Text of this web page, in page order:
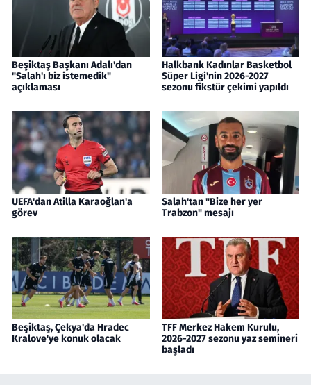
Beşiktaş Başkanı Adalı'dan
"Salah'ı biz istemedik"
açıklaması
Halkbank Kadınlar Basketbol
Süper Ligi'nin 2026-2027
sezonu fikstür çekimi yapıldı
UEFA'dan Atilla Karaoğlan'a
görev
Salah'tan "Bize her yer
Trabzon" mesajı
Beşiktaş, Çekya'da Hradec
Kralove'ye konuk olacak
TFF Merkez Hakem Kurulu,
2026-2027 sezonu yaz semineri
başladı